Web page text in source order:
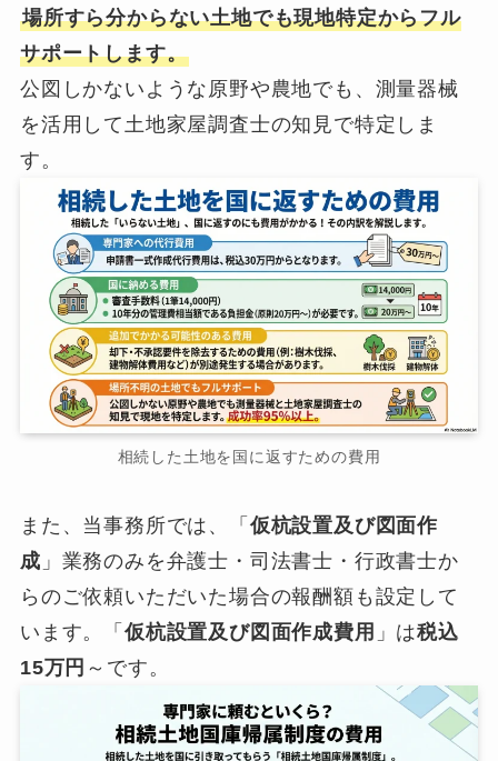
場所すら分からない土地でも現地特定からフル
サポートします。
公図しかないような原野や農地でも、測量器械
を活用して土地家屋調査士の知見で特定しま
す。
相続した土地を国に返すための費用
また、当事務所では、「 仮杭設置及び図面作
成 」業務のみを弁護士・司法書士・行政書士か
らのご依頼いただいた場合の報酬額も設定して
います。「 仮杭設置及び図面作成費用 」は税込
15万円 ～です。